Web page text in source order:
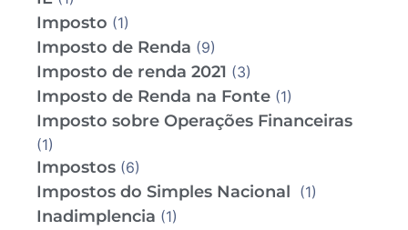
Imposto (1)
Imposto de Renda (9)
Imposto de renda 2021 (3)
Imposto de Renda na Fonte (1)
Imposto sobre Operações Financeiras
(1)
Impostos (6)
Impostos do Simples Nacional (1)
Inadimplencia (1)